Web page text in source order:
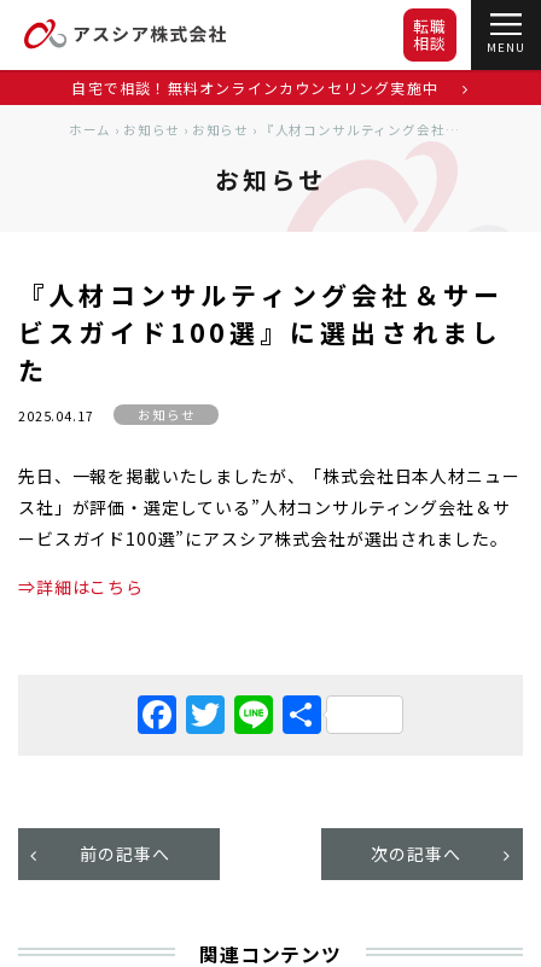
MENU
転職
相談
自宅で相談！無料オンラインカウンセリング実施中
ホーム › お知らせ › お知らせ › 『人材コンサルティング会社＆サービスガイド100選』に選出されました
お知らせ
『人材コンサルティング会社＆サー
ビスガイド100選』に選出されまし
た
2025.04.17 お知らせ
先日、一報を掲載いたしましたが、「株式会社日本人材ニュー
ス社」が評価・選定している”人材コンサルティング会社＆サ
ービスガイド100選”にアスシア株式会社が選出されました。
⇒詳細はこちら
Facebook
Twitter
Line
共
前の記事へ 次の記事へ
関連コンテンツ